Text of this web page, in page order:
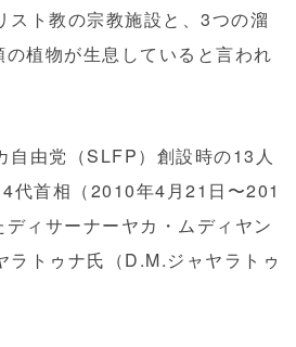
スト教の宗教施設と、3つの溜
植物が生息していると言われ
自由党（SLFP）創設時の13人
代首相（2010年4月21日〜201
ィサーナーヤカ・ムディヤン
ラトゥナ氏（D.M.ジャヤラトゥ